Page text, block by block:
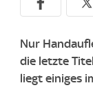
Nur
die letzte
liegt einiges